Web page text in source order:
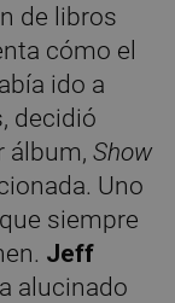
de libros
cómo el
ido a
decidió
álbum,Show
Uno
siempre
Jeff
alucinado